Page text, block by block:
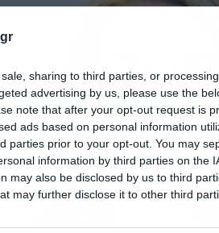
sharing to third parties, or
advertising by us, please use the
note that after your opt-out request is
ads based on personal information
parties prior to your opt-out. You may
information by third parties on the
may also be disclosed by us to third
may further disclose it to other third